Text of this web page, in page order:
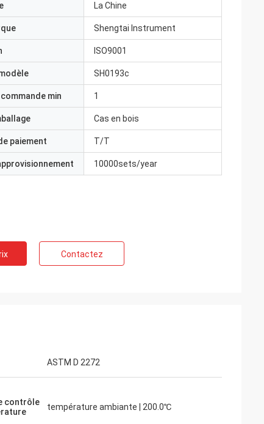
La Chine
Shengtai Instrument
ISO9001
SH0193c
min 1
Cas en bois
paiement T/T
10000sets/year
Contactez
ASTM D 2272
contrôle
température ambiante | 200.0℃